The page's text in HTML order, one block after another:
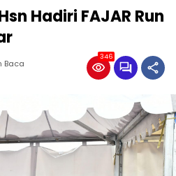
Hadiri FAJAR Run
Baca
346